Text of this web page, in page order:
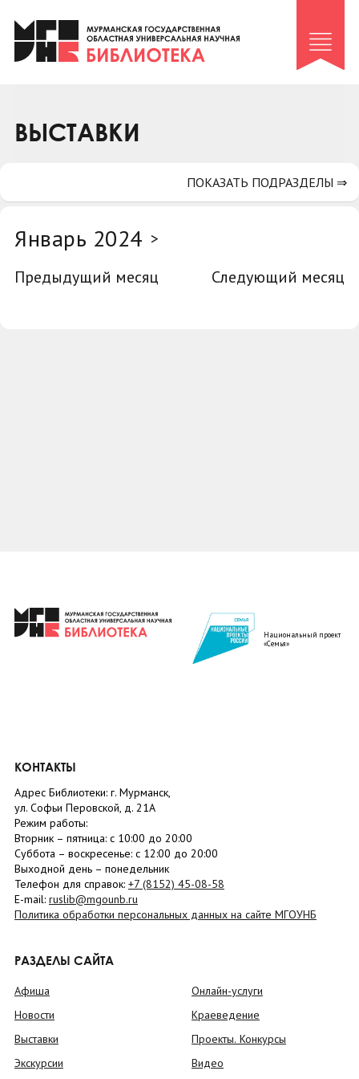
Клуб «Гиря и сельдерей»
Клуб «Семейный архив»
Коллегам
ВЫСТАВКИ
Январь 2024 >
Предыдущий месяц
Следующий месяц
ПОКАЗАТЬ ПОДРАЗДЕЛЫ ⇒
Национальный проект
«Семья»
КОНТАКТЫ
Адрес Библиотеки: г. Мурманск,
ул. Софьи Перовской, д. 21А
Режим работы:
Вторник – пятница: с 10:00 до 20:00
Суббота – воскресенье: c 12:00 до 20:00
Выходной день – понедельник
Телефон для справок: +7 (8152) 45-08-58
E-mail: ruslib@mgounb.ru
Политика обработки персональных данных на сайте МГОУНБ
РАЗДЕЛЫ САЙТА
Афиша
Новости
Выставки
Экскурсии
Онлайн-услуги
Краеведение
Проекты. Конкурсы
Видео